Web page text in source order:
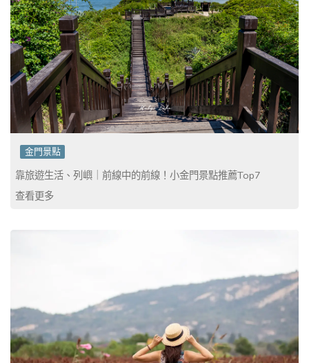
金門景點
靠旅遊生活、列嶼｜前線中的前線！小金門景點推薦Top7
查看更多